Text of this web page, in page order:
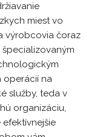
miest vo
výrobcovia čoraz
operácií na
služby, teda v
organizáciu,